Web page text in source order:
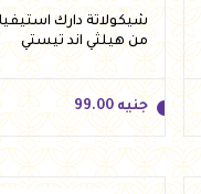
من هيلثي اند تيستي
جنيه 99.00